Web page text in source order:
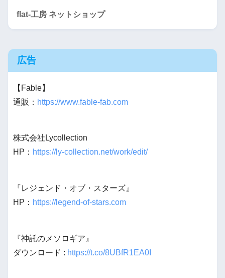
flat-工房 ネットショップ
広告
【Fable】
通販： https://www.fable-fab.com
株式会社Lycollection
HP： https://ly-collection.net/work/edit/
『レジェンド・オブ・スターズ』
HP： https://legend-of-stars.com
『神託のメソロギア』
ダウンロード : https://t.co/8UBfR1EA0I